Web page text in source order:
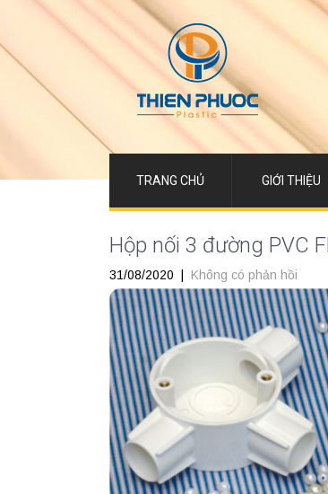
TRANG CHỦ GIỚI THIỆU
Hộp nối 3 đường PVC
31/08/2020 Không có phản hồi